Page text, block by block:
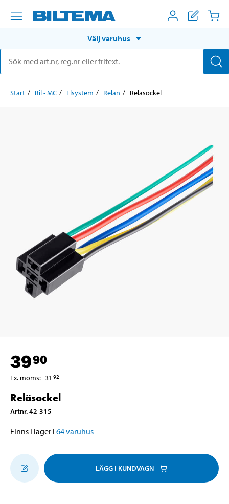
Välj varuhus
Start Bil - MC Elsystem Relän Reläsockel
3990
Ex. moms: 31 92
Reläsockel
Artnr.42-315
Finns i lager i 64varuhus
LÄGG I KUNDVAGN